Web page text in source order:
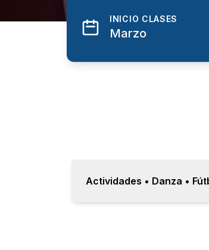
INICIO CLASES
Marzo
Actividades • Danza •